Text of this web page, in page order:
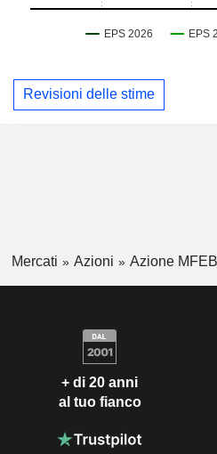
Revisioni delle stime
Mercati Azioni Azione MFEB
+ di 20 anni
al tuo fianco